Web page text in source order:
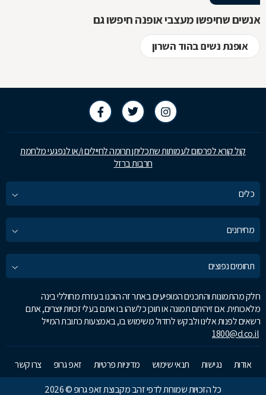
אנשים שחיפשו מעצבי אופנה חיפשו גם
אופנת נשים בהוד השרון
קול קורא לפרסום לעמותות שתכליתן תרומה לחיילים ו/או לנפגעי מלחמת
חרבות ברזל
כלים
מחירונים
תחומים נפוצים
חלק מהתמונות והתכנים המופיעים באתר זה הוכנו בעזרת מחוללי בינה
מלאכותית. אם זיהיתם תמונה או תוכן כלשהו בו אתם בעלי זכויות יוצרים, אתם
רשאים לפנות אלינו ולבקש לחדול משימוש בו, באמצעות כתובת המייל
1800@d.co.il
אודות נגישות תנאי שימוש מדיניות פרטיות זאפ גרופ
צרו קשר
כל הזכויות שמורות לדפי זהב מקבוצת זאפ גרופ © 2026